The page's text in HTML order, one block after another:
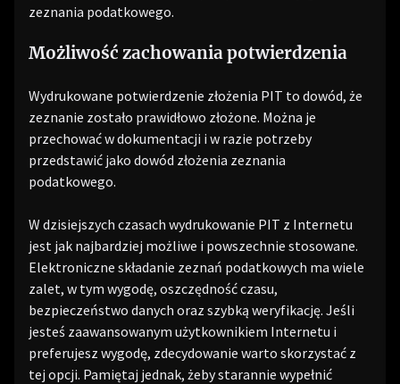
zeznania podatkowego.
Możliwość zachowania potwierdzenia
Wydrukowane potwierdzenie złożenia PIT to dowód, że
zeznanie zostało prawidłowo złożone. Można je
przechować w dokumentacji i w razie potrzeby
przedstawić jako dowód złożenia zeznania
podatkowego.
W dzisiejszych czasach wydrukowanie PIT z Internetu
jest jak najbardziej możliwe i powszechnie stosowane.
Elektroniczne składanie zeznań podatkowych ma wiele
zalet, w tym wygodę, oszczędność czasu,
bezpieczeństwo danych oraz szybką weryfikację. Jeśli
jesteś zaawansowanym użytkownikiem Internetu i
preferujesz wygodę, zdecydowanie warto skorzystać z
tej opcji. Pamiętaj jednak, żeby starannie wypełnić